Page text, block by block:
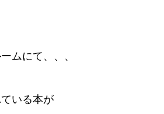
ムにて、、、
いる本が